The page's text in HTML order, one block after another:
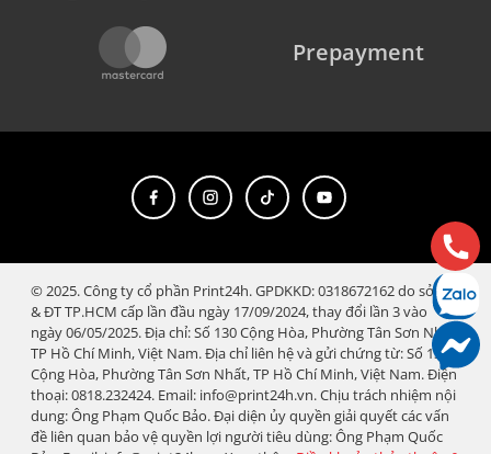
Prepayment
© 2025. Công ty cổ phần Print24h. GPDKKD: 0318672162 do sở KH
& ĐT TP.HCM cấp lần đầu ngày 17/09/2024, thay đổi lần 3 vào
ngày 06/05/2025. Địa chỉ: Số 130 Cộng Hòa, Phường Tân Sơn Nhất,
TP Hồ Chí Minh, Việt Nam. Địa chỉ liên hệ và gửi chứng từ: Số 130
Cộng Hòa, Phường Tân Sơn Nhất, TP Hồ Chí Minh, Việt Nam. Điện
thoại: 0818.232424. Email: info@print24h.vn. Chịu trách nhiệm nội
dung: Ông Phạm Quốc Bảo. Đại diện ủy quyền giải quyết các vấn
đề liên quan bảo vệ quyền lợi người tiêu dùng: Ông Phạm Quốc